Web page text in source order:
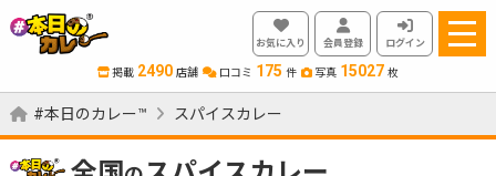
お気に入り 会員登録 ログイン
掲載 2490 店舗 口コミ 175 件 写真 15027 枚
#本日のカレー™ スパイスカレー